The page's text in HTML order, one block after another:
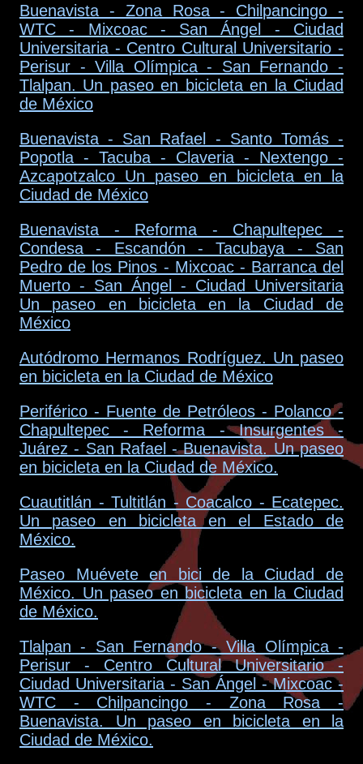
Buenavista - Zona Rosa - Chilpancingo -
WTC - Mixcoac - San Ángel - Ciudad
Universitaria - Centro Cultural Universitario -
Perisur - Villa Olímpica - San Fernando -
Tlalpan. Un paseo en bicicleta en la Ciudad
de México
Buenavista - San Rafael - Santo Tomás -
Popotla - Tacuba - Claveria - Nextengo -
Azcapotzalco Un paseo en bicicleta en la
Ciudad de México
Buenavista - Reforma - Chapultepec -
Condesa - Escandón - Tacubaya - San
Pedro de los Pinos - Mixcoac - Barranca del
Muerto - San Ángel - Ciudad Universitaria
Un paseo en bicicleta en la Ciudad de
México
Autódromo Hermanos Rodríguez. Un paseo
en bicicleta en la Ciudad de México
Periférico - Fuente de Petróleos - Polanco -
Chapultepec - Reforma - Insurgentes -
Juárez - San Rafael - Buenavista. Un paseo
en bicicleta en la Ciudad de México.
Cuautitlán - Tultitlán - Coacalco - Ecatepec.
Un paseo en bicicleta en el Estado de
México.
Paseo Muévete en bici de la Ciudad de
México. Un paseo en bicicleta en la Ciudad
de México.
Tlalpan - San Fernando - Villa Olímpica -
Perisur - Centro Cultural Universitario -
Ciudad Universitaria - San Ángel - Mixcoac -
WTC - Chilpancingo - Zona Rosa -
Buenavista. Un paseo en bicicleta en la
Ciudad de México.